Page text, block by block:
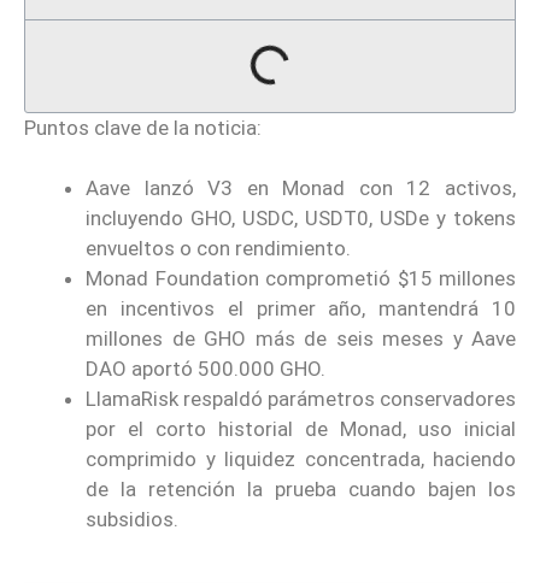
Puntos clave de la noticia:
Aave lanzó V3 en Monad con 12 activos,
incluyendo GHO, USDC, USDT0, USDe y tokens
envueltos o con rendimiento.
Monad Foundation comprometió $15 millones
en incentivos el primer año, mantendrá 10
millones de GHO más de seis meses y Aave
DAO aportó 500.000 GHO.
LlamaRisk respaldó parámetros conservadores
por el corto historial de Monad, uso inicial
comprimido y liquidez concentrada, haciendo
de la retención la prueba cuando bajen los
subsidios.